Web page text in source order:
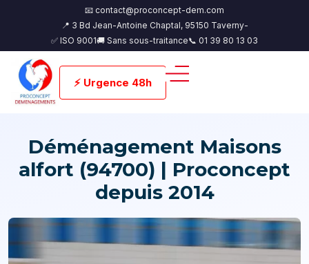
📧 contact@proconcept-dem.com
📍 3 Bd Jean-Antoine Chaptal, 95150 Taverny-
✅ ISO 9001🚚 Sans sous-traitance📞 01 39 80 13 03
⚡ Urgence 48h
Déménagement Maisons
alfort (94700) | Proconcept
depuis 2014